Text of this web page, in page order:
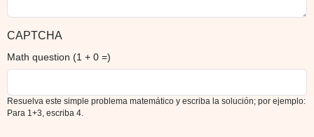
CAPTCHA
Math question (1 + 0 =)
Resuelva este simple problema matemático y escriba la solución; por ejemplo:
Para 1+3, escriba 4.